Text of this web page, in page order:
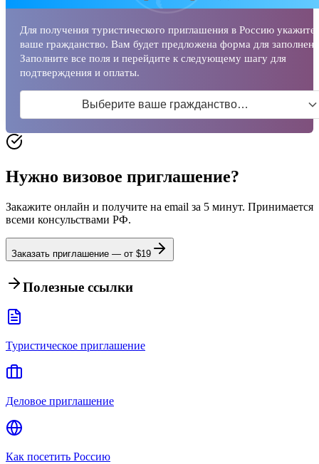
Для получения туристического приглашения в Россию укажите
ваше гражданство. Вам будет предложена форма для
Заполните все поля и перейдите к следующему шагу для
подтверждения и оплаты.
Выберите ваше гражданство…
Нужно визовое приглашение?
Закажите онлайн и получите на email за 5 минут. Принимается
всеми консульствами РФ.
Заказать приглашение — от $19
Полезные ссылки
Туристическое приглашение
Деловое приглашение
Как посетить Россию